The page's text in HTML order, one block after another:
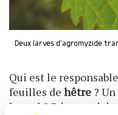
Deux larves d’agromyzide
Qui est le
feuilles de hêtre ? Un
lequel ? Réponse ici